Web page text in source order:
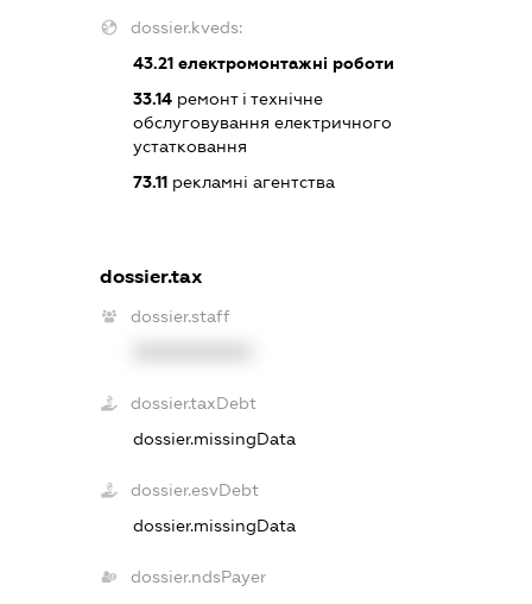
dossier.kveds:
43.21електромонтажні роботи
33.14ремонт і технічне
обслуговування електричного
устатковання
73.11рекламні агентства
dossier.tax
dossier.staff
dossier.taxDebt
dossier.missingData
dossier.esvDebt
dossier.missingData
dossier.ndsPayer